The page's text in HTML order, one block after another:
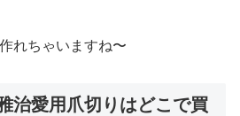
れちゃいますね〜
治愛用爪切りはどこで買